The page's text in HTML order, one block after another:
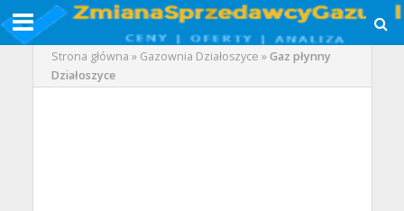
Strona główna » Gazownia Działoszyce »Gaz płynny
Działoszyce